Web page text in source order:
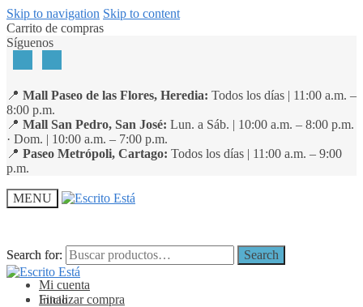
Skip to navigation Skip to content
Carrito de compras
Síguenos
📍 Mall Paseo de las Flores, Heredia: Todos los días | 11:00 a.m. –
8:00 p.m.
📍 Mall San Pedro, San José: Lun. a Sáb. | 10:00 a.m. – 8:00 p.m.
· Dom. | 10:00 a.m. – 7:00 p.m.
📍 Paseo Metrópoli, Cartago: Todos los días | 11:00 a.m. – 9:00
p.m.
MENU
Search for: Search
Mi cuenta
Finalizar compra
Search for: Search
Inicio